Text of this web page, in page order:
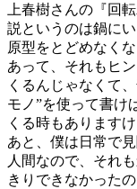
上春樹さんの『回
説というのは鍋に
原型をとどめなく
あって、それもヒ
くるんじゃなくて
モノ”を使って書け
くる時もありますけ
あと、僕は日常で
人間なので、それ
きりできなかった